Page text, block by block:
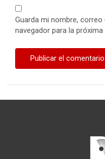
Guarda mi nombre,
navegador para la